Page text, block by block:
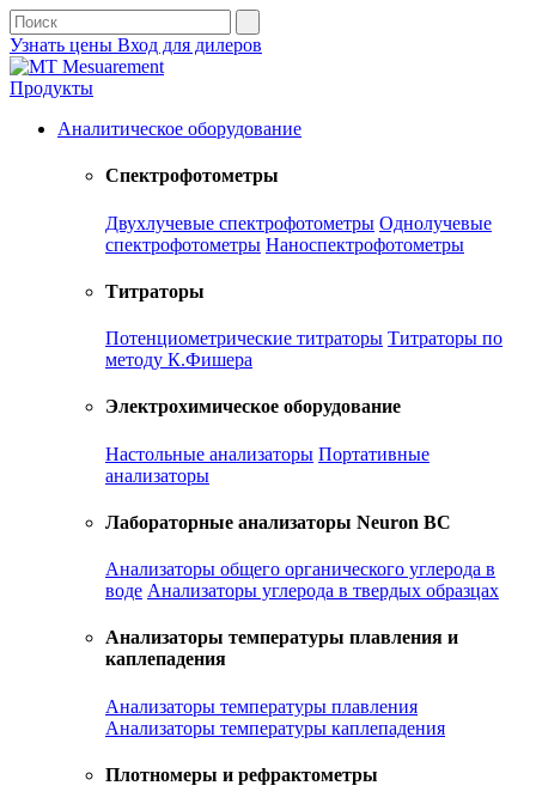
Узнать цены Вход для дилеров
Продукты
Аналитическое оборудование
Спектрофотометры
Двухлучевые спектрофотометры Однолучевые
спектрофотометры Наноспектрофотометры
Титраторы
Потенциометрические титраторы Титраторы по
методу К.Фишера
Электрохимическое оборудование
Настольные анализаторы Портативные
анализаторы
Лабораторные анализаторы Neuron BC
Анализаторы общего органического углерода в
воде Анализаторы углерода в твердых образцах
Анализаторы температуры плавления и
каплепадения
Анализаторы температуры плавления
Анализаторы температуры каплепадения
Плотномеры и рефрактометры